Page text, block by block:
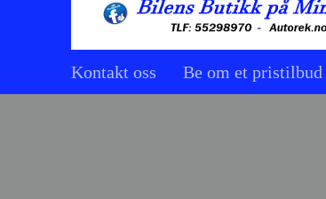
Kontakt oss Be om et pristilbud